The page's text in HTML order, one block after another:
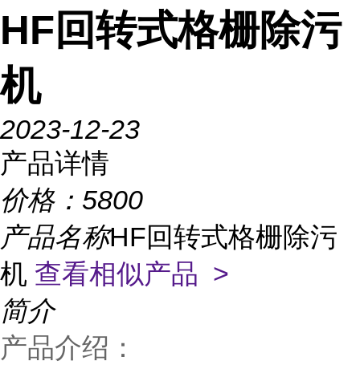
HF回转式格栅除污
机
2023-12-23
产品详情
价格： 5800
产品名称HF回转式格栅除污
机 查看相似产品 >
简介
产品介绍：